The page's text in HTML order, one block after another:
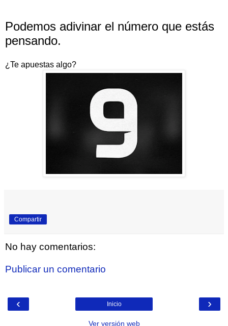
Podemos adivinar el número que estás
pensando.
¿Te apuestas algo?
Compartir
No hay comentarios:
Publicar un comentario
‹ ›
Inicio
Ver versión web